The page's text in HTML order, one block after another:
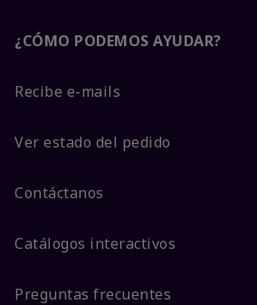
¿CÓMO PODEMOS AYUDAR?
Recibe e-mails
Ver estado del pedido
Contáctanos
Catálogos interactivos
Preguntas frecuentes